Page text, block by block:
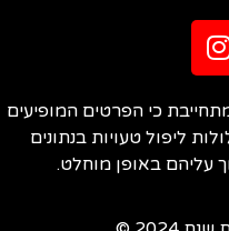
כי הפרטים המופיעים
ליפול טעויות בנתונים
עליהם באופן מוחלט.